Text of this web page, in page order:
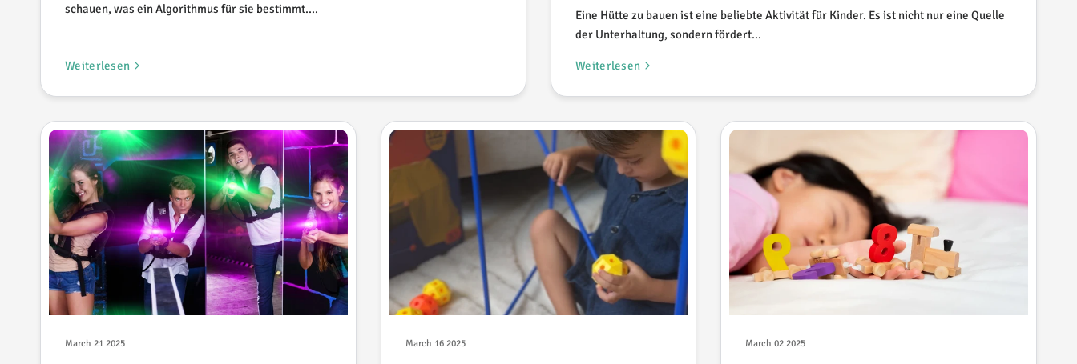
schauen, was ein Algorithmus für sie bestimmt....
Weiterlesen
Eine Hütte zu bauen ist eine beliebte Aktivität für Kinder. Es ist nicht nur eine Quelle
der Unterhaltung, sondern fördert...
Weiterlesen
March 21 2025 March 16 2025 March 02 2025